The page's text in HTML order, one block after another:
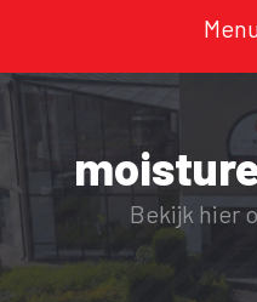
Bekijk hier